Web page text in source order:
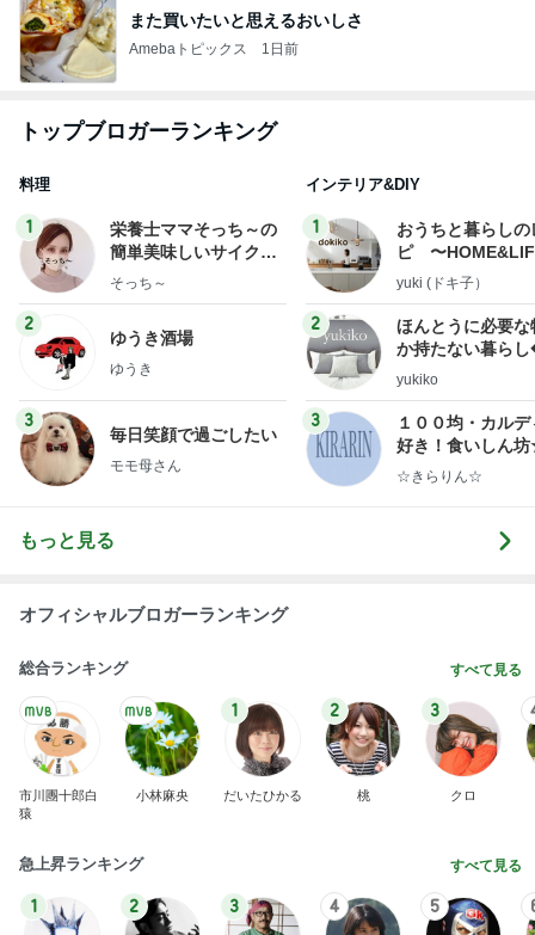
また買いたいと思えるおいしさ
Amebaトピックス 1日前
トップブロガーランキング
料理
1
栄養士ママそっち～の
簡単美味しいサイクル
献立
そっち～
2
ゆうき酒場
ゆうき
3
毎日笑顔で過ごしたい
モモ母さん
インテリア&DIY
1
おうちと暮らしの
ピ 〜
yuki (ドキ子）
2
ほんとうに必要な
か持たない暮ら
ep Life Simple◆
yukiko
3
１００均・カルデ
好き！食いしん
らりん☆のブログ
☆きらりん☆
もっと見る
オフィシャルブロガーランキング
総合ランキング すべて見る
市川團十郎白
猿
小林麻央
1
だいたひかる
2
桃
3
クロ
急上昇ランキング すべて見る
1 2 3 4 5